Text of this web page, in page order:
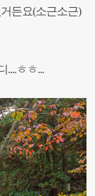
든요(소근소근)
....ㅎㅎ...